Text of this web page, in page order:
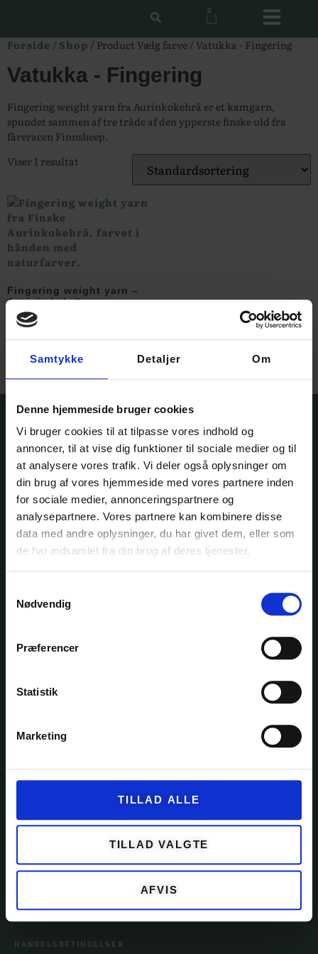
Samtykke Detaljer Om
Denne hjemmeside bruger cookies
Vi bruger cookies til at tilpasse vores indhold og
annoncer, til at vise dig funktioner til sociale medier og til
at analysere vores trafik. Vi deler også oplysninger om
din brug af vores hjemmeside med vores partnere inden
for sociale medier, annonceringspartnere og
analysepartnere. Vores partnere kan kombinere disse
data med andre oplysninger, du har givet dem, eller som
de har indsamlet fra din brug af deres tjenester.
Nødvendig
Præferencer
Statistik
Marketing
TILLAD ALLE
TILLAD VALGTE
AFVIS
0
Forside / Shop / Product Vælg farve / Vatukka - Fingering
Vatukka - Fingering
Fingering weight yarn fra Aurinkokehrä er et kamgarn,
spundet sammen af tre tråde af den ypperste finske uld fra
fåreracen Finnsheep.
Viser 1 resultat
Fingering weight yarn –
Aurinkokehrä
175,00
Ole Rømers Vej 60
2630 Taastrup
GARN
EVENTS
KUNDESERVICE
HANDELSBETINGELSER